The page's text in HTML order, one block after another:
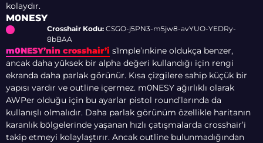
kolaydır.
M0NESY
Crosshair Kodu: CSGO-j5PN3-m5jw8-avYUO-YEDRy-
8bBAA
m0NESY’nin crosshair’i s1mple’ınkine oldukça benzer,
ancak daha yüksek bir alpha değeri kullandığı için rengi
ekranda daha parlak görünür. Kısa çizgilere sahip küçük bir
yapısı vardır ve outline içermez. m0NESY ağırlıklı olarak
AWPer olduğu için bu ayarlar pistol round’larında da
kullanışlı olmalıdır. Daha parlak görünüm özellikle haritanın
karanlık bölgelerinde yaşanan hızlı çatışmalarda crosshair’i
takip etmeyi kolaylaştırır. Ancak outline bulunmadığından